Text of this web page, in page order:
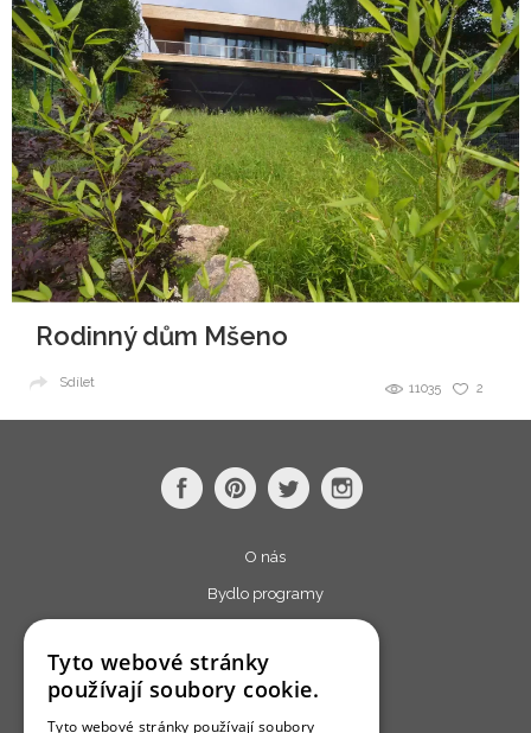
Rodinný dům Mšeno
2
11035
Sdílet
O nás
Bydlo programy
Uživatelské podmínky
Ochrana osobních údajú
Tyto webové stránky
používají soubory cookie.
Tyto webové stránky používají soubory